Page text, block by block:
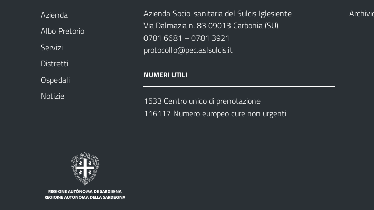
Azienda
Albo Pretorio
Servizi
Distretti
Ospedali
Notizie
Azienda Socio-sanitaria del Sulcis Iglesiente
Via Dalmazia n. 83 09013 Carbonia (SU)
0781 6681 – 0781 3921
protocollo@pec.aslsulcis.it
NUMERI UTILI
1533 Centro unico di prenotazione
116117 Numero europeo cure non urgenti